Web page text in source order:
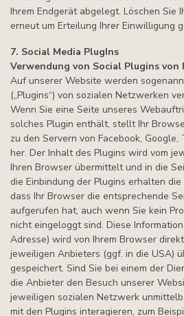
Ihrem Endgerät abgelegt. Löschen Sie
erneut um Erteilung Ihrer Einwilligung
7. Social Media PlugIns
Verwendung von Social Plugins
Auf unserer Website werden
(„Plugins“) von sozialen Netzwerken
Wenn Sie eine Seite unseres
solches Plugin enthält, stellt Ihr
zu den Servern von Facebook,
her. Der Inhalt des Plugins wird vom
Ihren Browser übermittelt und in die
die Einbindung der Plugins erhalten
dass Ihr Browser die entsprechende
aufgerufen hat, auch wenn Sie kein
nicht eingeloggt sind. Diese
Adresse) wird von Ihrem Browser
jeweiligen Anbieters (ggf. in die USA)
gespeichert. Sind Sie bei einem der
die Anbieter den Besuch unserer
jeweiligen sozialen Netzwerk
mit den Plugins interagieren, zum